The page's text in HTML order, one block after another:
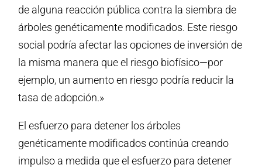
de alguna reacción pública contra la siembra de
árboles genéticamente modificados. Este riesgo
social podría afectar las opciones de inversión de
la misma manera que el riesgo biofísico—por
ejemplo, un aumento en riesgo podría reducir la
tasa de adopción.»
El esfuerzo para detener los árboles
genéticamente modificados continúa creando
impulso a medida que el esfuerzo para detener